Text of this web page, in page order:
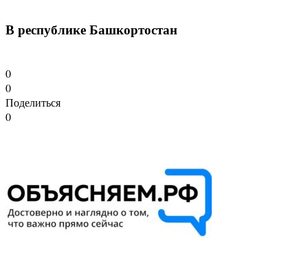
В республике Башкортостан
0
0
Поделиться
0